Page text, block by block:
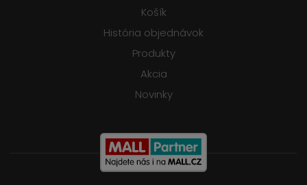
Košík
História objednávok
Produkty
Akcia
Novinky